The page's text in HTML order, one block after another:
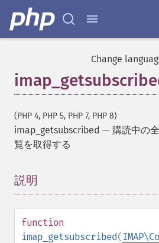
Change
(PHP 4, PHP 5, PHP 7, PHP 8)
imap_getsubscribed — 購読中の
覧を取得する
説明
function
imap_getsubscribed(